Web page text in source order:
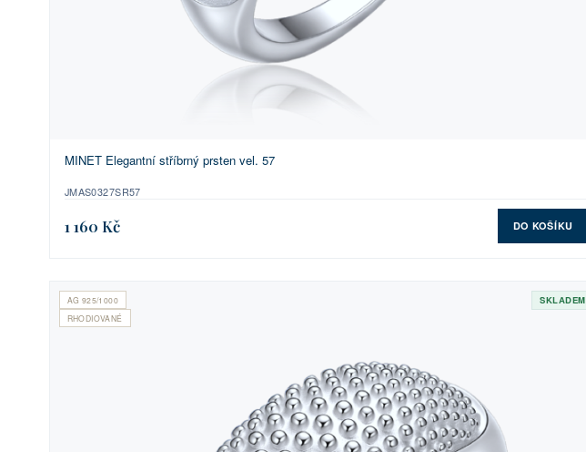
MINET Elegantní stříbrný prsten vel. 57
JMAS0327SR57
1 160 Kč DO KOŠÍKU
AG 925/1000
RHODIOVANÉ
SKLADEM